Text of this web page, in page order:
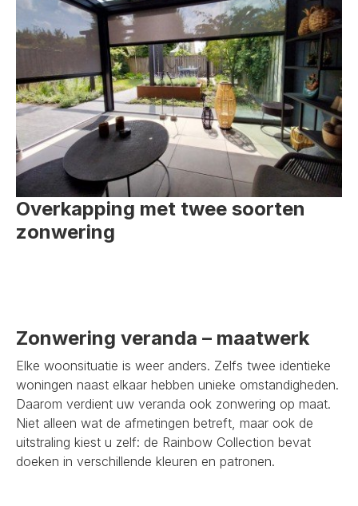
Overkapping met twee soorten
zonwering
Zonwering veranda – maatwerk
Elke woonsituatie is weer anders. Zelfs twee identieke
woningen naast elkaar hebben unieke omstandigheden.
Daarom verdient uw veranda ook zonwering op maat.
Niet alleen wat de afmetingen betreft, maar ook de
uitstraling kiest u zelf: de Rainbow Collection bevat
doeken in verschillende kleuren en patronen.